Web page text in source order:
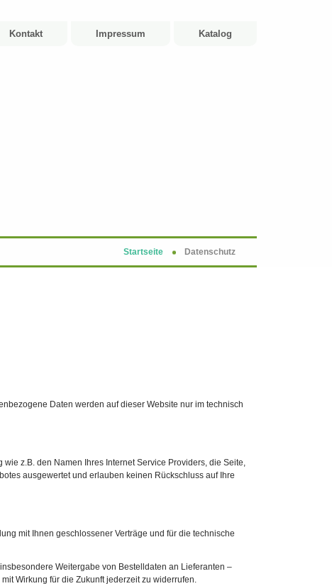
Kontakt Impressum Katalog
Startseite Datenschutz
Daten werden auf dieser Website nur im technisch
z.B. den Namen Ihres Internet Service Providers, die Seite,
ausgewertet und erlauben keinen Rückschluss auf Ihre
mit Ihnen geschlossener Verträge und für die technische
Weitergabe von Bestelldaten an Lieferanten –
Wirkung für die Zukunft jederzeit zu widerrufen.